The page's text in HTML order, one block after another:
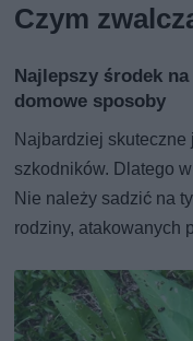
Czym
Najlepszy środek
domowe sposoby
Najbardziej
szkodników. Dlatego
Nie należy sadzić na
rodziny, atakowanych